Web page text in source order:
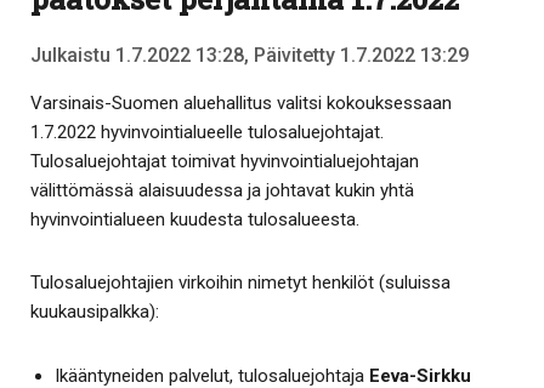
Julkaistu 1.7.2022 13:28, Päivitetty 1.7.2022 13:29
Varsinais-Suomen aluehallitus valitsi kokouksessaan
1.7.2022 hyvinvointialueelle tulosaluejohtajat.
Tulosaluejohtajat toimivat hyvinvointialuejohtajan
välittömässä alaisuudessa ja johtavat kukin yhtä
hyvinvointialueen kuudesta tulosalueesta.
Tulosaluejohtajien virkoihin nimetyt henkilöt (suluissa
kuukausipalkka):
Ikääntyneiden palvelut, tulosaluejohtaja Eeva-Sirkku